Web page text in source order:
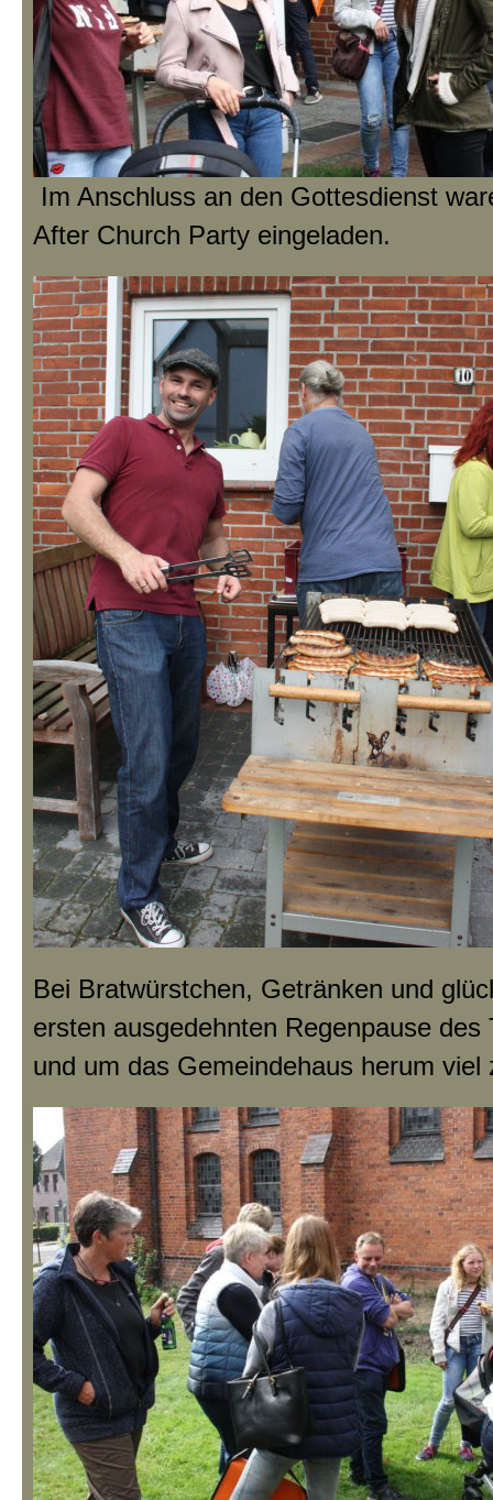
Im Anschluss an den Gottesdienst
After Church Party eingeladen.
Bei Bratwürstchen, Getränken und
ersten ausgedehnten Regenpause des
und um das Gemeindehaus herum viel